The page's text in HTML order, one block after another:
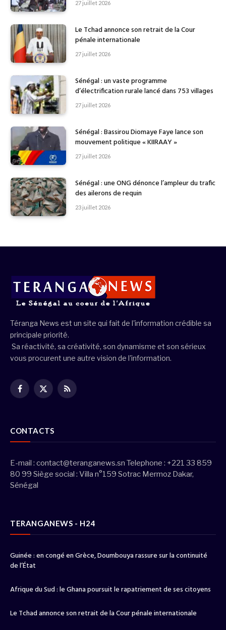
27 juillet 2026
Le Tchad annonce son retrait de la Cour
pénale internationale
27 juillet 2026
Sénégal : un vaste programme
d’électrification rurale lancé dans 753 villages
27 juillet 2026
Sénégal : Bassirou Diomaye Faye lance son
mouvement politique « KIIRAAY »
27 juillet 2026
Sénégal : une ONG dénonce l’ampleur du trafic
des ailerons de requin
23 juillet 2026
Téranga News est un site qui fait de l'information crédible sa
principale priorité.
Sa réactivité, sa créativité, son dynamisme et son sérieux
vous procurent une autre vision de l'information.
Facebook
X
RSS
CONTACTS
E-mail : contact@teranganews.sn Telephone : +221 33 859
80 99 Siège social : Villa n°159 Sotrac Mermoz Dakar,
Sénégal
TERANGANEWS - H24
Guinée : en congé en Grèce, Doumbouya rassure sur la continuité
de l’État
Afrique du Sud : le Ghana poursuit le rapatriement de ses citoyens
Le Tchad annonce son retrait de la Cour pénale internationale